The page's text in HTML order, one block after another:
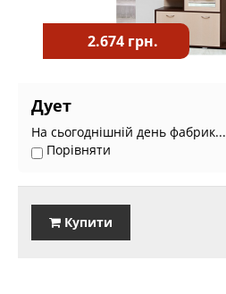
2.674 грн.
Дует
На сьогоднішній день фабрик...
Порівняти
Купити